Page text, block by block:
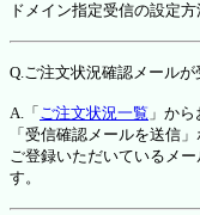
ドメイン指定受信の設定方
Q.ご注文状況確認メールが
A.「 ご注文状況一覧 」から
「受信確認メールを送信
ご登録いただいているメ
す。